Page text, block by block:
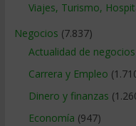
Viajes, Turismo,
Negocios (7.837)
Actualidad de negocios
Carrera y Empleo
Dinero y finanzas
Economía (947)